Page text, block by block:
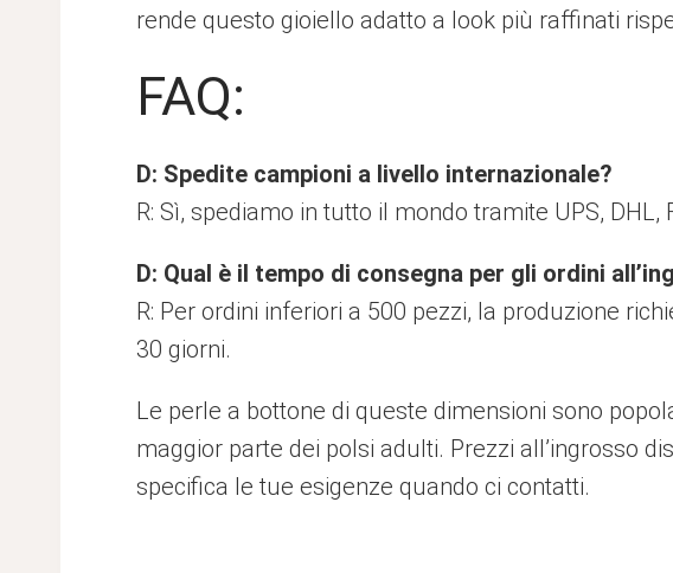
rende questo gioiello adatto a look più raffinati
FAQ:
D: Spedite campioni a livello internazionale?
R: Sì, spediamo in tutto il mondo tramite UPS,
D: Qual è il tempo di consegna per gli ordini
R: Per ordini inferiori a 500 pezzi, la produzione
30 giorni.
Le perle a bottone di queste dimensioni sono
maggior parte dei polsi adulti. Prezzi all’ingrosso
specifica le tue esigenze quando ci contatti.